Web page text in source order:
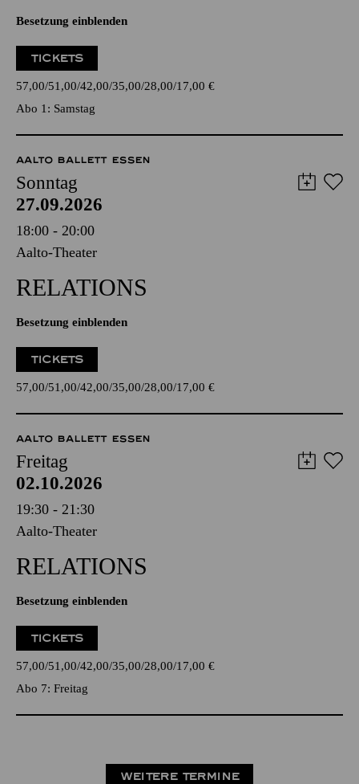
Besetzung einblenden
TICKETS
57,00 51,00 42,00 35,00 28,00 17,00 €
Abo 1: Samstag
AALTO BALLETT ESSEN
Sonntag
27.09.2026
18:00 - 20:00
Aalto-Theater
RELATIONS
Besetzung einblenden
TICKETS
57,00 51,00 42,00 35,00 28,00 17,00 €
AALTO BALLETT ESSEN
Freitag
02.10.2026
19:30 - 21:30
Aalto-Theater
RELATIONS
Besetzung einblenden
TICKETS
57,00 51,00 42,00 35,00 28,00 17,00 €
Abo 7: Freitag
WEITERE TERMINE